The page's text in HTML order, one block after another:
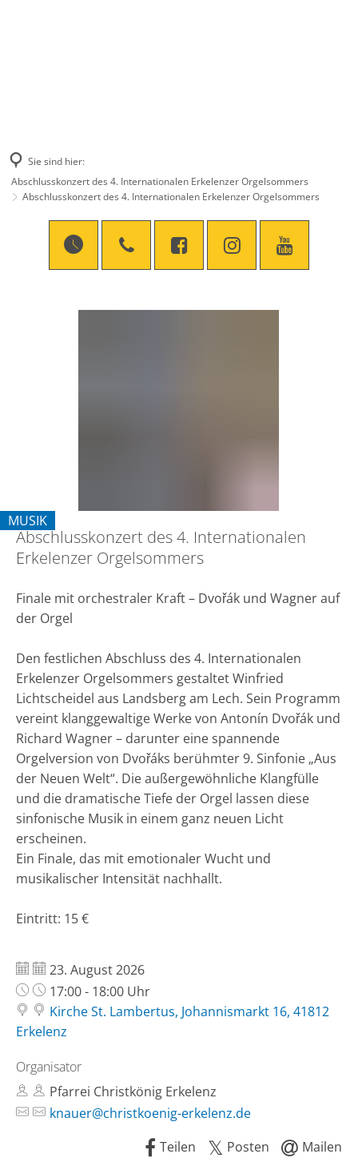
Sie sind hier:
Abschlusskonzert des 4. Internationalen Erkelenzer Orgelsommers
Abschlusskonzert des 4. Internationalen Erkelenzer Orgelsommers
MUSIK
KATEGORIE: MUSIK
Abschlusskonzert des 4. Internationalen
Erkelenzer Orgelsommers
Finale mit orchestraler Kraft – Dvořák und Wagner auf
der Orgel
Den festlichen Abschluss des 4. Internationalen
Erkelenzer Orgelsommers gestaltet Winfried
Lichtscheidel aus Landsberg am Lech. Sein Programm
vereint klanggewaltige Werke von Antonín Dvořák und
Richard Wagner – darunter eine spannende
Orgelversion von Dvořáks berühmter 9. Sinfonie „Aus
der Neuen Welt“. Die außergewöhnliche Klangfülle
und die dramatische Tiefe der Orgel lassen diese
sinfonische Musik in einem ganz neuen Licht
erscheinen.
Ein Finale, das mit emotionaler Wucht und
musikalischer Intensität nachhallt.
Eintritt: 15 €
Datum:
23. August 2026
Uhrzeit:
17:00 - 18:00 Uhr
Kirche St. Lambertus, Johannismarkt 16, 41812
Erkelenz
Organisator
Pfarrei Christkönig Erkelenz
knauer@christkoenig-erkelenz.de
Teilen
Posten
Mailen